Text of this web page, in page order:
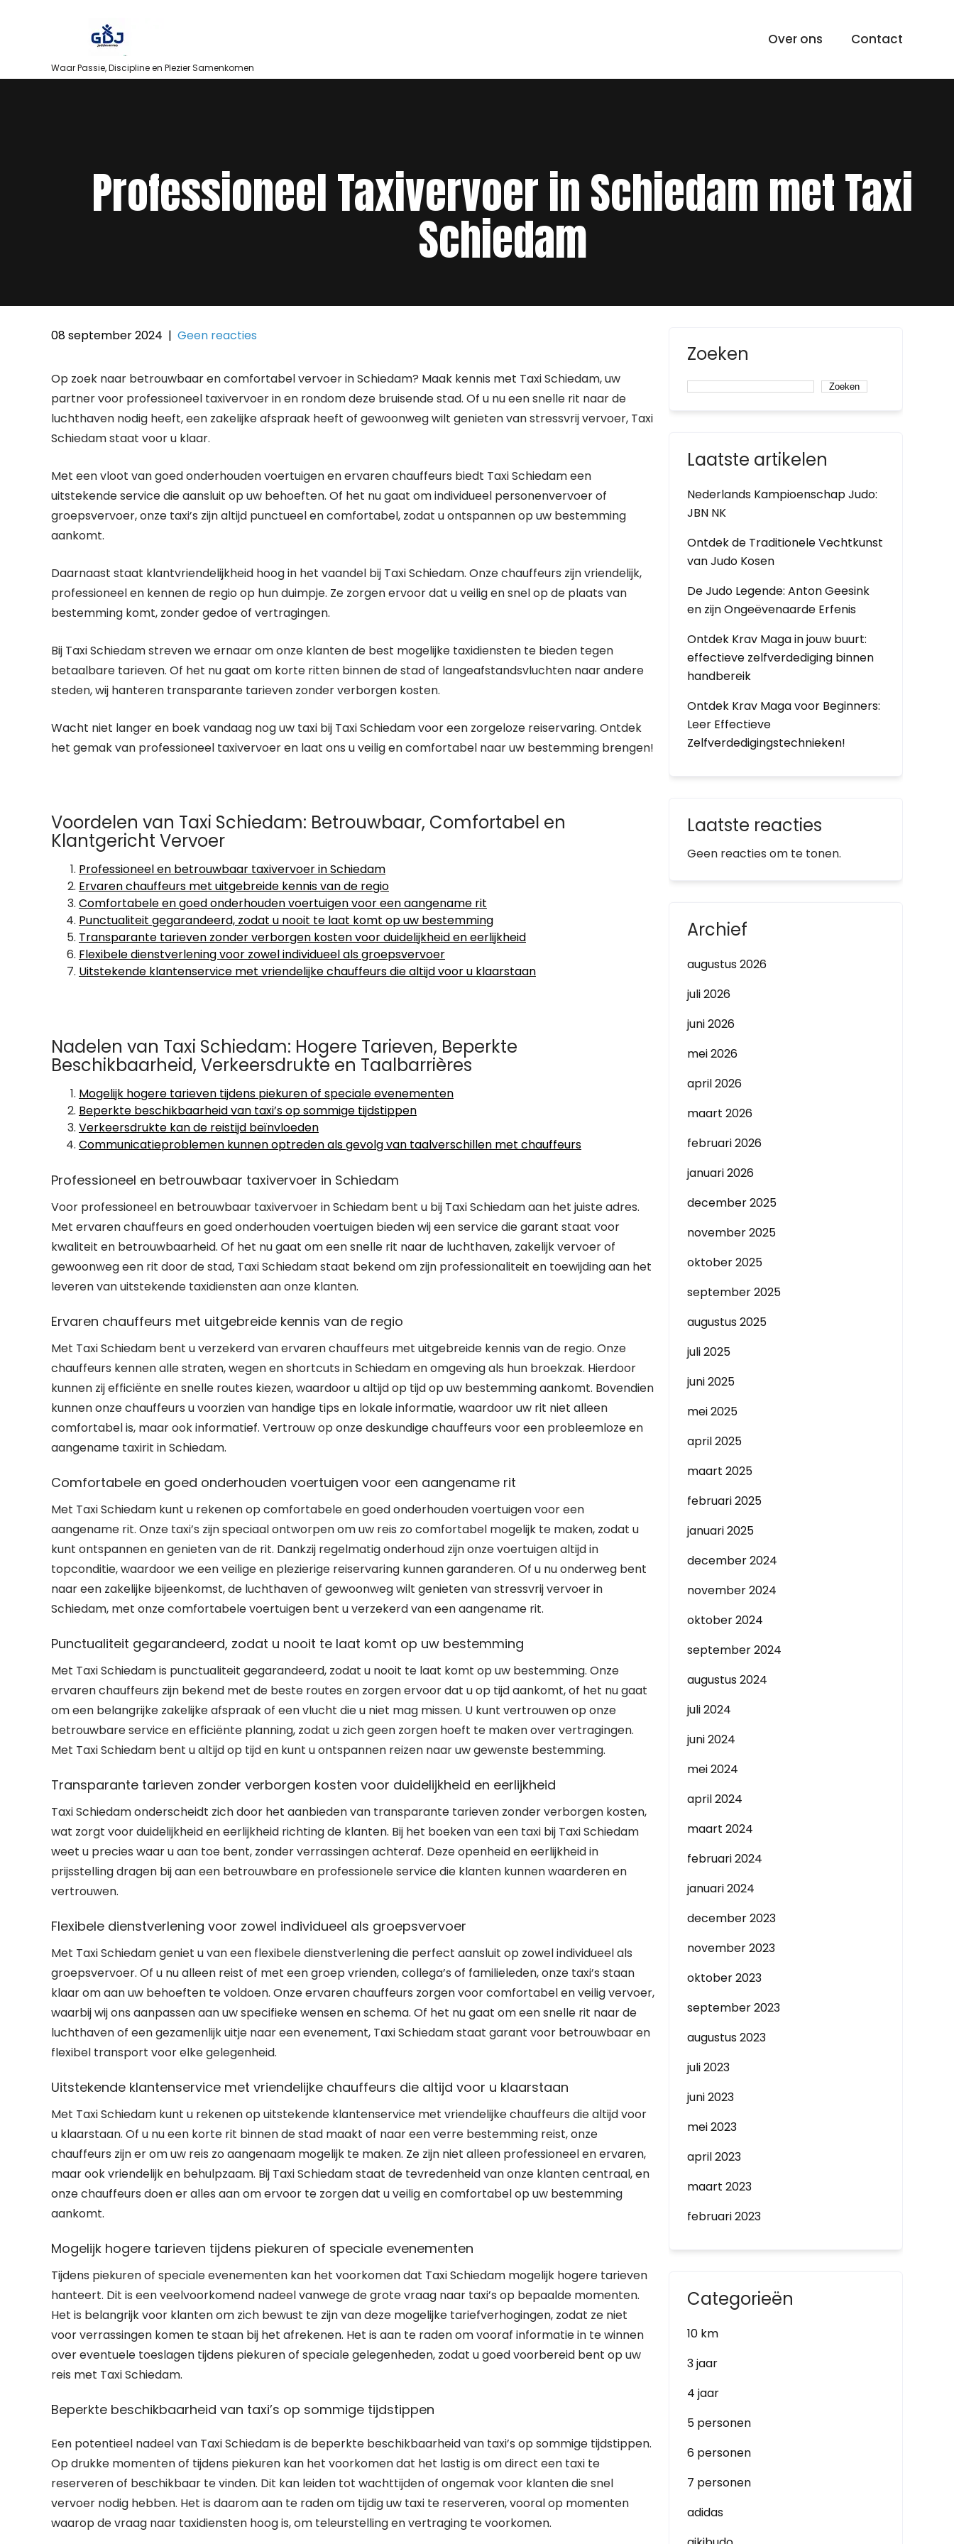
Waar Passie, Discipline en Plezier Samenkomen
Over ons Contact
Professioneel Taxivervoer in Schiedam met Taxi
Schiedam
08 september 2024 | Geen reacties
Op zoek naar betrouwbaar en comfortabel vervoer in Schiedam? Maak kennis met Taxi Schiedam, uw
partner voor professioneel taxivervoer in en rondom deze bruisende stad. Of u nu een snelle rit naar de
luchthaven nodig heeft, een zakelijke afspraak heeft of gewoonweg wilt genieten van stressvrij vervoer, Taxi
Schiedam staat voor u klaar.
Met een vloot van goed onderhouden voertuigen en ervaren chauffeurs biedt Taxi Schiedam een
uitstekende service die aansluit op uw behoeften. Of het nu gaat om individueel personenvervoer of
groepsvervoer, onze taxi’s zijn altijd punctueel en comfortabel, zodat u ontspannen op uw bestemming
aankomt.
Daarnaast staat klantvriendelijkheid hoog in het vaandel bij Taxi Schiedam. Onze chauffeurs zijn vriendelijk,
professioneel en kennen de regio op hun duimpje. Ze zorgen ervoor dat u veilig en snel op de plaats van
bestemming komt, zonder gedoe of vertragingen.
Bij Taxi Schiedam streven we ernaar om onze klanten de best mogelijke taxidiensten te bieden tegen
betaalbare tarieven. Of het nu gaat om korte ritten binnen de stad of langeafstandsvluchten naar andere
steden, wij hanteren transparante tarieven zonder verborgen kosten.
Wacht niet langer en boek vandaag nog uw taxi bij Taxi Schiedam voor een zorgeloze reiservaring. Ontdek
het gemak van professioneel taxivervoer en laat ons u veilig en comfortabel naar uw bestemming brengen!
Voordelen van Taxi Schiedam: Betrouwbaar, Comfortabel en
Klantgericht Vervoer
Professioneel en betrouwbaar taxivervoer in Schiedam
Ervaren chauffeurs met uitgebreide kennis van de regio
Comfortabele en goed onderhouden voertuigen voor een aangename rit
Punctualiteit gegarandeerd, zodat u nooit te laat komt op uw bestemming
Transparante tarieven zonder verborgen kosten voor duidelijkheid en eerlijkheid
Flexibele dienstverlening voor zowel individueel als groepsvervoer
Uitstekende klantenservice met vriendelijke chauffeurs die altijd voor u klaarstaan
Nadelen van Taxi Schiedam: Hogere Tarieven, Beperkte
Beschikbaarheid, Verkeersdrukte en Taalbarrières
Mogelijk hogere tarieven tijdens piekuren of speciale evenementen
Beperkte beschikbaarheid van taxi’s op sommige tijdstippen
Verkeersdrukte kan de reistijd beïnvloeden
Communicatieproblemen kunnen optreden als gevolg van taalverschillen met chauffeurs
Professioneel en betrouwbaar taxivervoer in Schiedam
Voor professioneel en betrouwbaar taxivervoer in Schiedam bent u bij Taxi Schiedam aan het juiste adres.
Met ervaren chauffeurs en goed onderhouden voertuigen bieden wij een service die garant staat voor
kwaliteit en betrouwbaarheid. Of het nu gaat om een snelle rit naar de luchthaven, zakelijk vervoer of
gewoonweg een rit door de stad, Taxi Schiedam staat bekend om zijn professionaliteit en toewijding aan het
leveren van uitstekende taxidiensten aan onze klanten.
Ervaren chauffeurs met uitgebreide kennis van de regio
Met Taxi Schiedam bent u verzekerd van ervaren chauffeurs met uitgebreide kennis van de regio. Onze
chauffeurs kennen alle straten, wegen en shortcuts in Schiedam en omgeving als hun broekzak. Hierdoor
kunnen zij efficiënte en snelle routes kiezen, waardoor u altijd op tijd op uw bestemming aankomt. Bovendien
kunnen onze chauffeurs u voorzien van handige tips en lokale informatie, waardoor uw rit niet alleen
comfortabel is, maar ook informatief. Vertrouw op onze deskundige chauffeurs voor een probleemloze en
aangename taxirit in Schiedam.
Comfortabele en goed onderhouden voertuigen voor een aangename rit
Met Taxi Schiedam kunt u rekenen op comfortabele en goed onderhouden voertuigen voor een
aangename rit. Onze taxi’s zijn speciaal ontworpen om uw reis zo comfortabel mogelijk te maken, zodat u
kunt ontspannen en genieten van de rit. Dankzij regelmatig onderhoud zijn onze voertuigen altijd in
topconditie, waardoor we een veilige en plezierige reiservaring kunnen garanderen. Of u nu onderweg bent
naar een zakelijke bijeenkomst, de luchthaven of gewoonweg wilt genieten van stressvrij vervoer in
Schiedam, met onze comfortabele voertuigen bent u verzekerd van een aangename rit.
Punctualiteit gegarandeerd, zodat u nooit te laat komt op uw bestemming
Met Taxi Schiedam is punctualiteit gegarandeerd, zodat u nooit te laat komt op uw bestemming. Onze
ervaren chauffeurs zijn bekend met de beste routes en zorgen ervoor dat u op tijd aankomt, of het nu gaat
om een belangrijke zakelijke afspraak of een vlucht die u niet mag missen. U kunt vertrouwen op onze
betrouwbare service en efficiënte planning, zodat u zich geen zorgen hoeft te maken over vertragingen.
Met Taxi Schiedam bent u altijd op tijd en kunt u ontspannen reizen naar uw gewenste bestemming.
Transparante tarieven zonder verborgen kosten voor duidelijkheid en eerlijkheid
Taxi Schiedam onderscheidt zich door het aanbieden van transparante tarieven zonder verborgen kosten,
wat zorgt voor duidelijkheid en eerlijkheid richting de klanten. Bij het boeken van een taxi bij Taxi Schiedam
weet u precies waar u aan toe bent, zonder verrassingen achteraf. Deze openheid en eerlijkheid in
prijsstelling dragen bij aan een betrouwbare en professionele service die klanten kunnen waarderen en
vertrouwen.
Flexibele dienstverlening voor zowel individueel als groepsvervoer
Met Taxi Schiedam geniet u van een flexibele dienstverlening die perfect aansluit op zowel individueel als
groepsvervoer. Of u nu alleen reist of met een groep vrienden, collega’s of familieleden, onze taxi’s staan
klaar om aan uw behoeften te voldoen. Onze ervaren chauffeurs zorgen voor comfortabel en veilig vervoer,
waarbij wij ons aanpassen aan uw specifieke wensen en schema. Of het nu gaat om een snelle rit naar de
luchthaven of een gezamenlijk uitje naar een evenement, Taxi Schiedam staat garant voor betrouwbaar en
flexibel transport voor elke gelegenheid.
Uitstekende klantenservice met vriendelijke chauffeurs die altijd voor u klaarstaan
Met Taxi Schiedam kunt u rekenen op uitstekende klantenservice met vriendelijke chauffeurs die altijd voor
u klaarstaan. Of u nu een korte rit binnen de stad maakt of naar een verre bestemming reist, onze
chauffeurs zijn er om uw reis zo aangenaam mogelijk te maken. Ze zijn niet alleen professioneel en ervaren,
maar ook vriendelijk en behulpzaam. Bij Taxi Schiedam staat de tevredenheid van onze klanten centraal, en
onze chauffeurs doen er alles aan om ervoor te zorgen dat u veilig en comfortabel op uw bestemming
aankomt.
Mogelijk hogere tarieven tijdens piekuren of speciale evenementen
Tijdens piekuren of speciale evenementen kan het voorkomen dat Taxi Schiedam mogelijk hogere tarieven
hanteert. Dit is een veelvoorkomend nadeel vanwege de grote vraag naar taxi’s op bepaalde momenten.
Het is belangrijk voor klanten om zich bewust te zijn van deze mogelijke tariefverhogingen, zodat ze niet
voor verrassingen komen te staan bij het afrekenen. Het is aan te raden om vooraf informatie in te winnen
over eventuele toeslagen tijdens piekuren of speciale gelegenheden, zodat u goed voorbereid bent op uw
reis met Taxi Schiedam.
Beperkte beschikbaarheid van taxi’s op sommige tijdstippen
Een potentieel nadeel van Taxi Schiedam is de beperkte beschikbaarheid van taxi’s op sommige tijdstippen.
Op drukke momenten of tijdens piekuren kan het voorkomen dat het lastig is om direct een taxi te
reserveren of beschikbaar te vinden. Dit kan leiden tot wachttijden of ongemak voor klanten die snel
vervoer nodig hebben. Het is daarom aan te raden om tijdig uw taxi te reserveren, vooral op momenten
waarop de vraag naar taxidiensten hoog is, om teleurstelling en vertraging te voorkomen.
Zoeken
Zoeken
Laatste artikelen
Nederlands Kampioenschap Judo:
JBN NK
Ontdek de Traditionele Vechtkunst
van Judo Kosen
De Judo Legende: Anton Geesink
en zijn Ongeëvenaarde Erfenis
Ontdek Krav Maga in jouw buurt:
effectieve zelfverdediging binnen
handbereik
Ontdek Krav Maga voor Beginners:
Leer Effectieve
Zelfverdedigingstechnieken!
Laatste reacties
Geen reacties om te tonen.
Archief
augustus 2026
juli 2026
juni 2026
mei 2026
april 2026
maart 2026
februari 2026
januari 2026
december 2025
november 2025
oktober 2025
september 2025
augustus 2025
juli 2025
juni 2025
mei 2025
april 2025
maart 2025
februari 2025
januari 2025
december 2024
november 2024
oktober 2024
september 2024
augustus 2024
juli 2024
juni 2024
mei 2024
april 2024
maart 2024
februari 2024
januari 2024
december 2023
november 2023
oktober 2023
september 2023
augustus 2023
juli 2023
juni 2023
mei 2023
april 2023
maart 2023
februari 2023
Categorieën
10 km
3 jaar
4 jaar
5 personen
6 personen
7 personen
adidas